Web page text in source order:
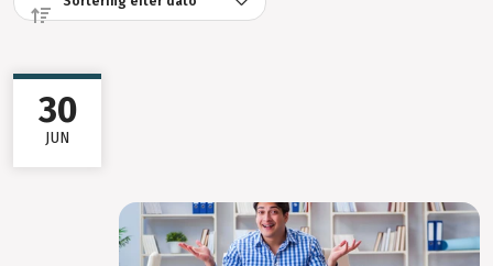
30
JUN